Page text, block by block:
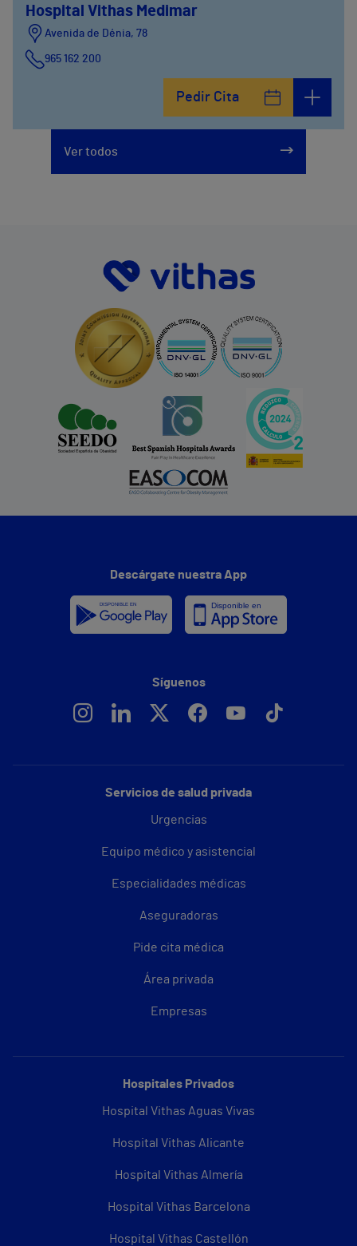
Hospital Vithas Medimar
Avenida de Dénia, 78
965 162 200
Pedir Cita
Ver todos
Servicios de salud privada
Urgencias
Equipo médico y asistencial
Especialidades médicas
Aseguradoras
Pide cita médica
Área privada
Empresas
Hospitales Privados
Hospital Vithas Aguas Vivas
Hospital Vithas Alicante
Hospital Vithas Almería
Hospital Vithas Barcelona
Hospital Vithas Castellón
Descárgate nuestra App
Síguenos